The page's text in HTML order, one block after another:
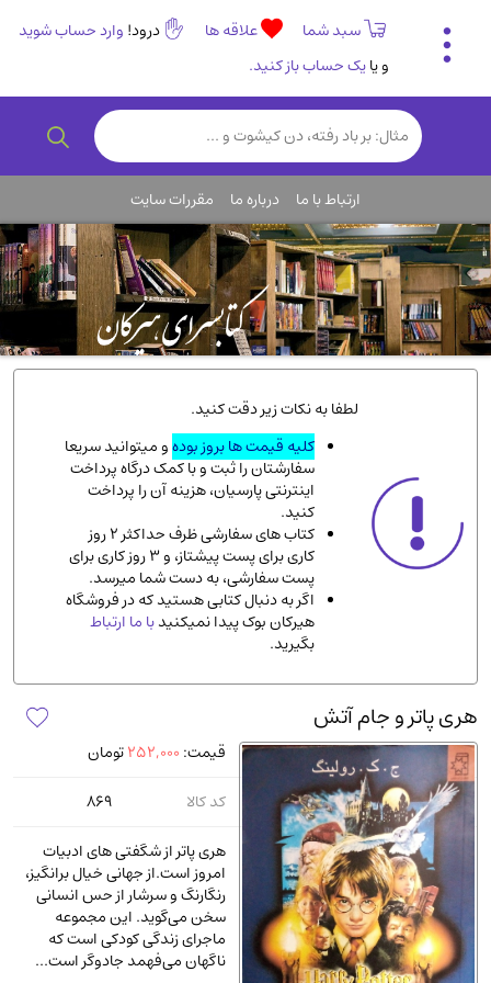
سبد شما علاقه ها درود! وارد حساب شوید
و یایک حساب باز کنید.
تاریخی و فرهنگی
(838)
رمان و داستان ایرانی(307)
روانشناسی(357)
انگلیسی و زبان خارجی(14)
کودکان و نوجوانان(76)
کتب نادر و کمیاب(19)
روانشناسی(112)
طب گیاهی و سنتی(45)
فلسفه و جامعه شناسی(151)
ادبیات و شعر
ادیان و مذاهب
دانشگاهی و آموزشی
اقتصادی، بازاریابی و مالی(56)
پزشکی(140)
کامپیوتر و نرم افزار(13)
ورزشی و تربیت بدنی(34)
آشپزی و خوراکی(25)
سرگرمی و بازی(7)
سیاسی(116)
رمان و داستان خارجی(489)
حقوقی و قانون(47)
کتاب های مصور رنگی و گلاسه(23)
ارتباط با ما درباره ما مقررات سایت
لطفا به نکات زیر دقت کنید.
کلیه قیمت ها بروز بودهو میتوانید سریعا
سفارشتان را ثبت و با کمک درگاه پرداخت
اینترنتی پارسیان، هزینه آن را پرداخت
کنید.
کتاب های سفارشی ظرف حداکثر 2 روز
کاری برای پست پیشتاز، و 3 روز کاری برای
پست سفارشی، به دست شما میرسد.
اگر به دنبال کتابی هستید که در فروشگاه
هیرکان بوک پیدا نمیکنیدبا ما ارتباط
بگیرید.
هری پاتر و جام آتش
قیمت: 252,000تومان
کد کالا
869
هری پاتر از شگفتی‌ های ادبیات
امروز است.از جهانی خیال برانگیز،
رنگارنگ و سرشار از حس انسانی
سخن می‌گوید. این مجموعه
ماجرای زندگی کودکی است که
ناگهان می‌فهمد جادوگر است...